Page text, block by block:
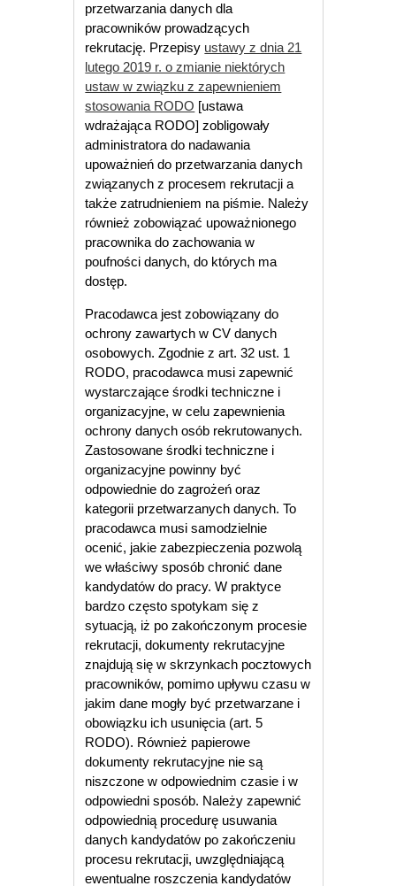
przetwarzania danych dla
pracowników prowadzących
rekrutację. Przepisy ustawy z dnia 21
lutego 2019 r. o zmianie niektórych
ustaw w związku z zapewnieniem
stosowania RODO [ustawa
wdrażająca RODO] zobligowały
administratora do nadawania
upoważnień do przetwarzania danych
związanych z procesem rekrutacji a
także zatrudnieniem na piśmie. Należy
również zobowiązać upoważnionego
pracownika do zachowania w
poufności danych, do których ma
dostęp.
Pracodawca jest zobowiązany do
ochrony zawartych w CV danych
osobowych. Zgodnie z art. 32 ust. 1
RODO, pracodawca musi zapewnić
wystarczające środki techniczne i
organizacyjne, w celu zapewnienia
ochrony danych osób rekrutowanych.
Zastosowane środki techniczne i
organizacyjne powinny być
odpowiednie do zagrożeń oraz
kategorii przetwarzanych danych. To
pracodawca musi samodzielnie
ocenić, jakie zabezpieczenia pozwolą
we właściwy sposób chronić dane
kandydatów do pracy. W praktyce
bardzo często spotykam się z
sytuacją, iż po zakończonym procesie
rekrutacji, dokumenty rekrutacyjne
znajdują się w skrzynkach pocztowych
pracowników, pomimo upływu czasu w
jakim dane mogły być przetwarzane i
obowiązku ich usunięcia (art. 5
RODO). Również papierowe
dokumenty rekrutacyjne nie są
niszczone w odpowiednim czasie i w
odpowiedni sposób. Należy zapewnić
odpowiednią procedurę usuwania
danych kandydatów po zakończeniu
procesu rekrutacji, uwzględniającą
ewentualne roszczenia kandydatów